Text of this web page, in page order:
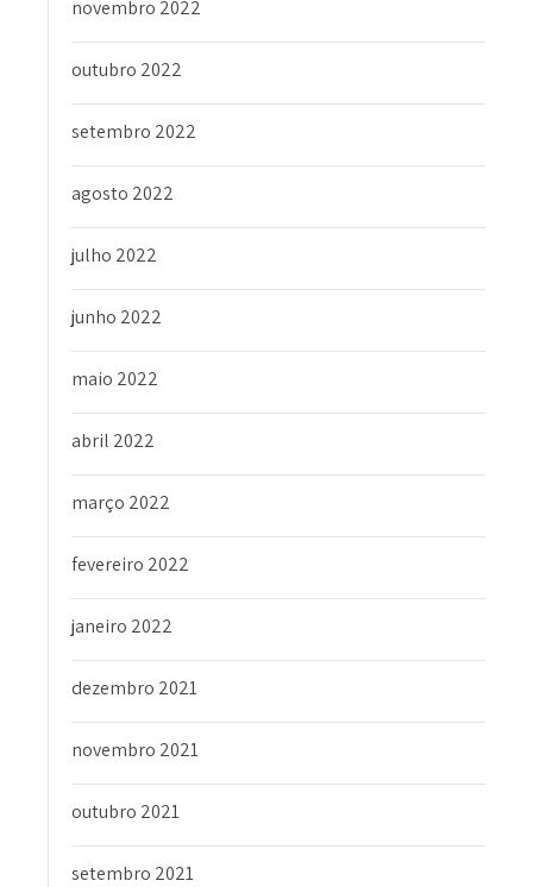
novembro 2022
outubro 2022
setembro 2022
agosto 2022
julho 2022
junho 2022
maio 2022
abril 2022
março 2022
fevereiro 2022
janeiro 2022
dezembro 2021
novembro 2021
outubro 2021
setembro 2021